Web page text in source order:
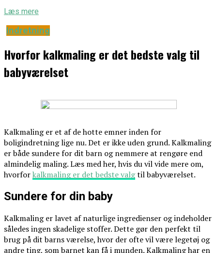
Læs mere
Indretning
Hvorfor kalkmaling er det bedste valg til
babyværelset
Kalkmaling er et af de hotte emner inden for
boligindretning lige nu. Det er ikke uden grund. Kalkmaling
er både sundere for dit barn og nemmere at rengøre end
almindelig maling. Læs med her, hvis du vil vide mere om,
hvorforkalkmaling er det bedste valgtil babyværelset.
Sundere for din baby
Kalkmaling er lavet af naturlige ingredienser og indeholder
således ingen skadelige stoffer. Dette gør den perfekt til
brug på dit barns værelse, hvor der ofte vil være legetøj og
andre ting, som barnet kan få i munden. Kalkmaling har en